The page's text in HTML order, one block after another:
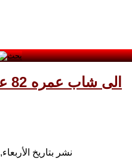
الى شاب عمره 82 عاما / د.محمود القبطان
نشر بتاريخ الأربعاء, 30 آذار/مارس 2016 15:41